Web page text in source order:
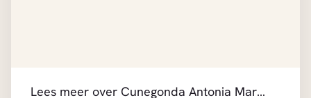
Lees meer over Cunegonda Antonia Maria